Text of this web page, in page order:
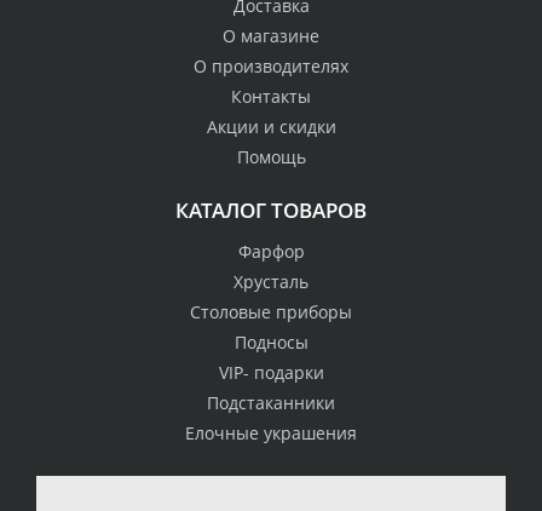
Доставка
О магазине
О производителях
Контакты
Акции и скидки
Помощь
КАТАЛОГ ТОВАРОВ
Фарфор
Хрусталь
Столовые приборы
Подносы
VIP- подарки
Подстаканники
Елочные украшения